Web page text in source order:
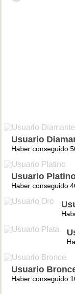
Usuario
Haber conseguido
Usuario
Haber conseguido
Usuario
Haber conseguido